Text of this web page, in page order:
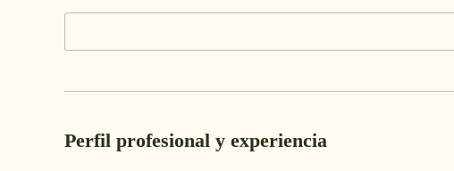
Perfil profesional y experiencia